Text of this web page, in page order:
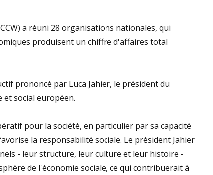
a réuni 28 organisations nationales, qui
produisent un chiffre d'affaires total
prononcé par Luca Jahier, le président du
et social européen.
pour la société, en particulier par sa capacité
la responsabilité sociale. Le président Jahier
- leur structure, leur culture et leur histoire -
de l'économie sociale, ce qui contribuerait à